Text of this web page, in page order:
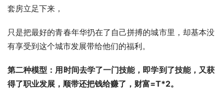
套房立足下来，
只是把最好的青春年华扔在了自己拼搏的城市里，却基本没
有享受到这个城市发展带给他们的福利。
第二种模型：用时间去学了一门技能，即学到了技能，又获
得了职业发展，顺带还把钱给赚了，财富=T*2。